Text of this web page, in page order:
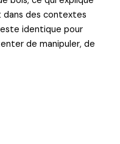
des contextes
identique pour
de manipuler, de